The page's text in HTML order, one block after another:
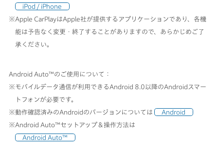
iPod / iPhone
※Apple CarPlayはApple社が提供するアプリケーションであり、各機
能は予告なく変更・終了することがありますので、あらかじめご了
承ください。
Android Auto™のご使用について：
※モバイルデータ通信が利用できるAndroid 8.0以降のAndroidスマー
トフォンが必要です。
※動作確認済みのAndroidのバージョンについては
Android
※Android Auto™セットアップ＆操作方法は
Android Auto™